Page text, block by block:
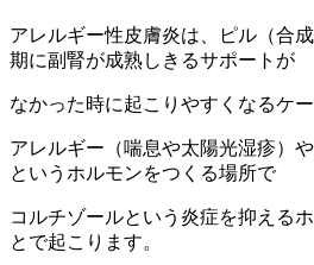
アレルギー性皮膚炎は、ピル（合
期に副腎が成熟しきるサポートが
なかった時に起こりやすくなるケー
アレルギー（喘息や太陽光湿疹）
というホルモンをつくる場所で
コルチゾールという炎症を抑える
とで起こります。